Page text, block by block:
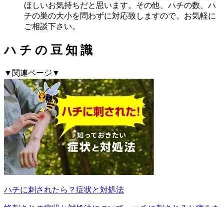
ほしいお気持ちだと思います。その他、ハチの数、ハ
チの巣の大小を問わずに対応致しますので、お気軽に
ご相談下さい。
ハ チ の 豆 知 識
▼関連ページ▼
ハチに刺されたら？症状と対処法